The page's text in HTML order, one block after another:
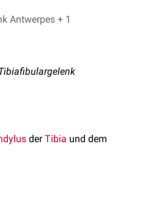
Bijan Fink, Dr. Frank Antwerpes + 1
derTibia und dem